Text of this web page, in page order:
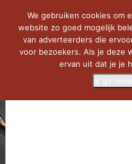
We gebruiken cookies om
website zo goed mogelijk
van adverteerders die
voor bezoekers. Als je deze
ervan uit dat je je
Ik ga